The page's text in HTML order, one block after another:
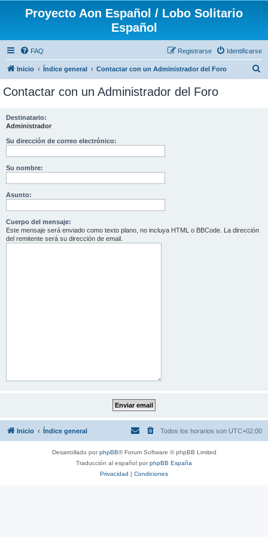
Proyecto Aon Español / Lobo Solitario
Español
FAQ Identificarse
Registrarse
Inicio Índice general Contactar con un Administrador del Foro
Contactar con un Administrador del Foro
Destinatario:
Administrador
Su dirección de correo electrónico:
Su nombre:
Asunto:
Cuerpo del mensaje:
Este mensaje será enviado como texto plano, no incluya HTML o BBCode. La dirección
del remitente será su dirección de email.
Inicio Índice general Todos los horarios son UTC+02:00
Desarrollado porphpBB® Forum Software © phpBB Limited
Traducción al español porphpBB España
Privacidad | Condiciones